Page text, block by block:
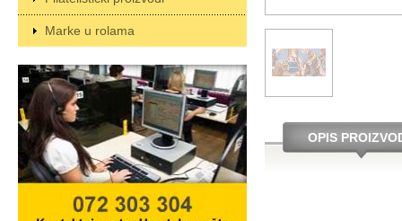
Marke u rolama
OPIS